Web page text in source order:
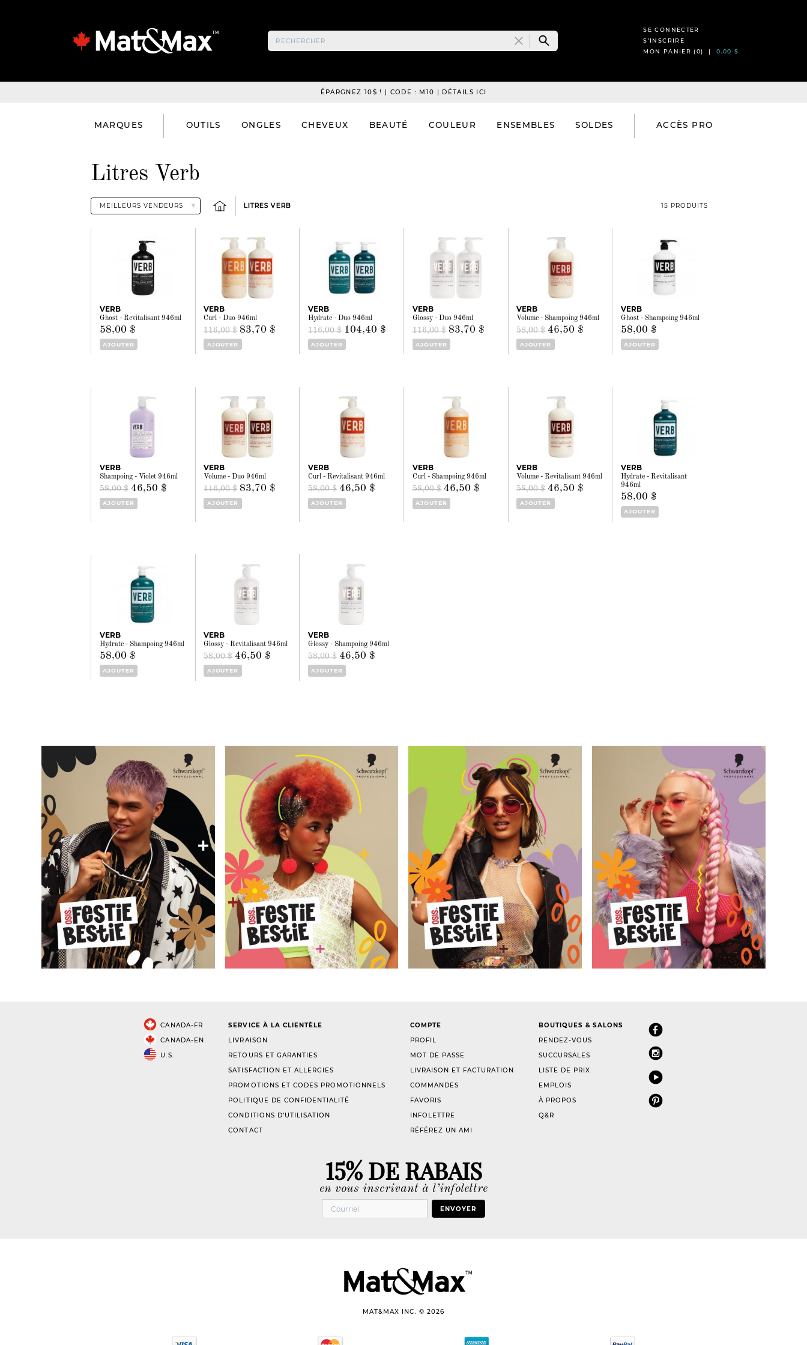
SE CONNECTER
S’INSCRIRE
MON PANIER (0) |0,00 $
ÉPARGNEZ 10$ ! | CODE : M10 | DÉTAILS ICI
MARQUES OUTILS ONGLES CHEVEUX BEAUTÉ COULEUR ENSEMBLES SOLDES ACCÈS PRO
Litres Verb
LITRES VERB 15 PRODUITS
VERB
Ghost - Revitalisant 946ml
58,00 $
AJOUTER
VERB
Curl - Duo 946ml
116,00 $ 83,70 $
AJOUTER
VERB
Hydrate - Duo 946ml
116,00 $ 104,40 $
AJOUTER
VERB
Glossy - Duo 946ml
116,00 $ 83,70 $
AJOUTER
VERB
Volume - Shampoing 946ml
58,00 $ 46,50 $
AJOUTER
VERB
Ghost - Shampoing 946ml
58,00 $
AJOUTER
VERB
Shampoing - Violet 946ml
58,00 $ 46,50 $
AJOUTER
VERB
Volume - Duo 946ml
116,00 $ 83,70 $
AJOUTER
VERB
Curl - Revitalisant 946ml
58,00 $ 46,50 $
AJOUTER
VERB
Curl - Shampoing 946ml
58,00 $ 46,50 $
AJOUTER
VERB
Volume - Revitalisant 946ml
58,00 $ 46,50 $
AJOUTER
VERB
Hydrate - Revitalisant
946ml
58,00 $
AJOUTER
VERB
Hydrate - Shampoing 946ml
58,00 $
AJOUTER
VERB
Glossy - Revitalisant 946ml
58,00 $ 46,50 $
AJOUTER
VERB
Glossy - Shampoing 946ml
58,00 $ 46,50 $
AJOUTER
CANADA-FR
CANADA-EN
U.S.
SERVICE À LA CLIENTÈLE
LIVRAISON
RETOURS ET GARANTIES
SATISFACTION ET ALLERGIES
PROMOTIONS ET CODES PROMOTIONNELS
POLITIQUE DE CONFIDENTIALITÉ
CONDITIONS D’UTILISATION
CONTACT
COMPTE
PROFIL
MOT DE PASSE
LIVRAISON ET FACTURATION
COMMANDES
FAVORIS
INFOLETTRE
RÉFÉREZ UN AMI
BOUTIQUES & SALONS
RENDEZ-VOUS
SUCCURSALES
LISTE DE PRIX
EMPLOIS
À PROPOS
Q&R
15% DE RABAIS
en vous inscrivant à l’infolettre
ENVOYER
MAT&MAX INC. © 2026